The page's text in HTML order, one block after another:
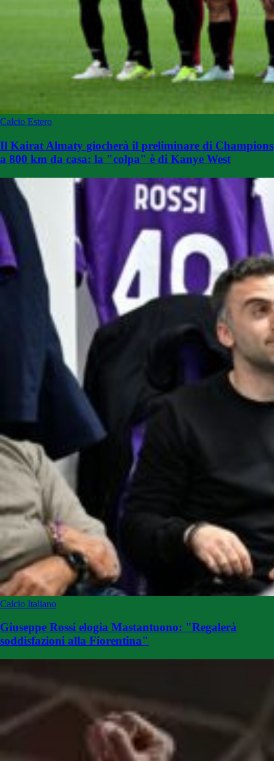
Calcio Estero
Il Kairat Almaty giocherà il preliminare di Champions
a 800 km da casa: la "colpa" è di Kanye West
Calcio Italiano
Giuseppe Rossi elogia Mastantuono: "Regalerà
soddisfazioni alla Fiorentina"